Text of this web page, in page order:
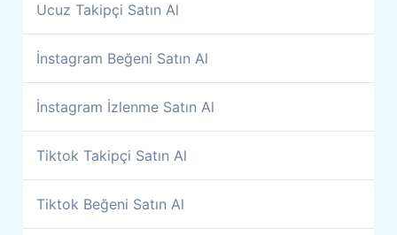
Ucuz Takipçi Satın Al
İnstagram Beğeni Satın Al
İnstagram İzlenme Satın Al
Tiktok Takipçi Satın Al
Tiktok Beğeni Satın Al